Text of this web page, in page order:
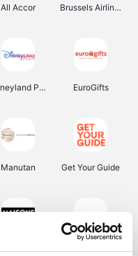
All Accor Brussels Airlines
Disneyland Paris EuroGifts
Manutan Get Your Guide